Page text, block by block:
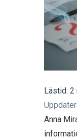
Lästid: 2
Anna